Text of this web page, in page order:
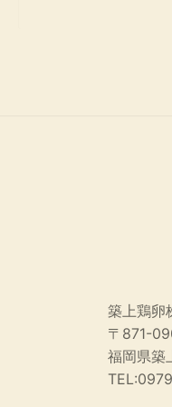
築上鶏卵
〒871-
福岡県築